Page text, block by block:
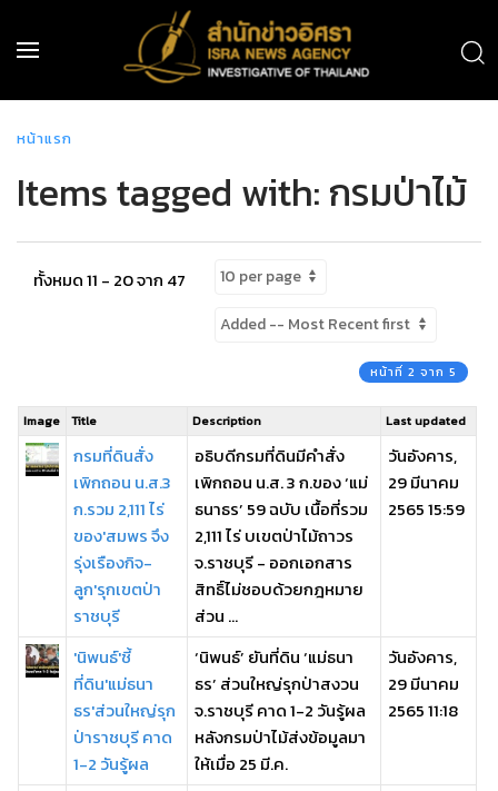
หน้าแรก
Items tagged with: กรมป่าไม้
ทั้งหมด 11 - 20 จาก 47
หน้าที่ 2 จาก 5
Image Title Description Last updated
กรมที่ดินสั่ง
เพิกถอน น.ส.3
ก.รวม 2,111 ไร่
ของ'สมพร จึง
รุ่งเรืองกิจ-
ลูก'รุกเขตป่า
ราชบุรี
อธิบดีกรมที่ดินมีคำสั่ง
เพิกถอน น.ส. 3 ก.ของ ‘แม่
ธนาธร’ 59 ฉบับ เนื้อที่รวม
2,111 ไร่ บเขตป่าไม้ถาวร
จ.ราชบุรี - ออกเอกสาร
สิทธิ์ไม่ชอบด้วยกฎหมาย
ส่วน ...
วันอังคาร,
29 มีนาคม
2565 15:59
'นิพนธ์'ชี้
ที่ดิน'แม่ธนา
ธร'ส่วนใหญ่รุก
ป่าราชบุรี คาด
1-2 วันรู้ผล
‘นิพนธ์’ ยันที่ดิน ‘แม่ธนา
ธร’ ส่วนใหญ่รุกป่าสงวน
จ.ราชบุรี คาด 1-2 วันรู้ผล
หลังกรมป่าไม้ส่งข้อมูลมา
ให้เมื่อ 25 มี.ค.
วันอังคาร,
29 มีนาคม
2565 11:18